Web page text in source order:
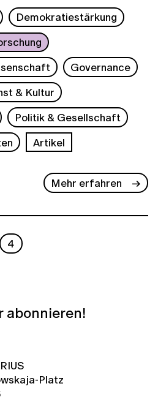
Demokratiestärkung
Governance
& Kultur
Politik & Gesellschaft
Artikel
Mehr erfahren
4
Platz